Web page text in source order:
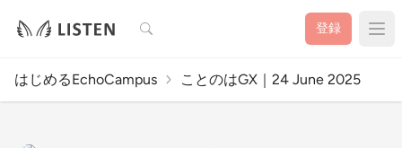
検索 登録
はじめるEchoCampus ことのはGX｜24 June 2025